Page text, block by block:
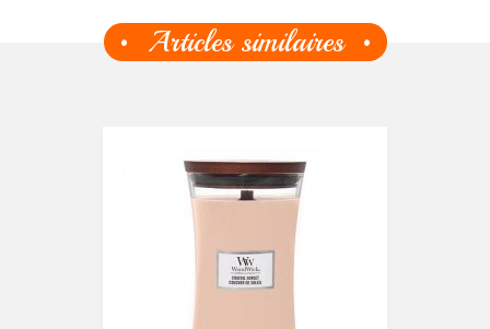
Articles similaires